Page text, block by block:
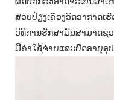
ສອບປ່ຽງເຄື່ອງອັດອາກາດເ
ວິທີການຮັກສາມັນສາມາດຊ່
ມີຄ່າໃຊ້ຈ່າຍແລະຍືດອາຍຸອຸ